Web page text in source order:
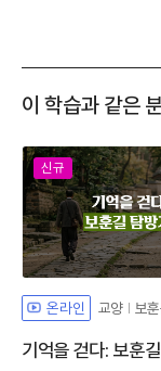
이 학습과 같은
신규
온라인 교양 보
기억을 걷다: 보훈